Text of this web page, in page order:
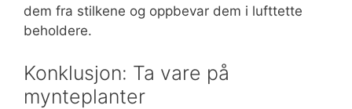
dem fra stilkene og oppbevar dem i lufttette
beholdere.
Konklusjon: Ta vare på
mynteplanter